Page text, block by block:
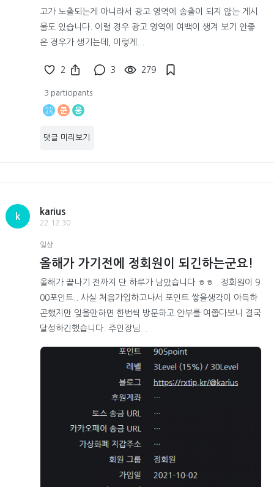
고가 노출되는게 아니라서 광고 영역에 송출이 되지 않는 게시
물도 있습니다. 이럴 경우 광고 영역에 여백이 생겨 보기 안좋
은 경우가 생기는데, 이렇게...
2 3 279
3 participants
쿤 웅
댓글 미리보기
k
karius
22.12.30
일상
올해가 가기전에 정회원이 되긴하는군요!
올해가 끝나기 전까지 단 하루가 남았습니다 ㅎㅎ.. 정회원이 9
00포인트.. 사실 처음가입하고나서 포인트 쌓을생각이 아득하
곤했지만 잊을만하면 한번씩 방문하고 안부를 여쭙다보니 결국
달성하긴했습니다. 주인장님...